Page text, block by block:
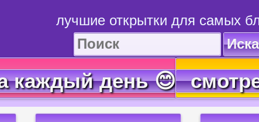
лучшие открытки для самых
каждый день 😊